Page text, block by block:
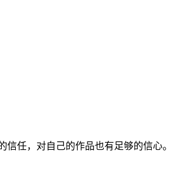
任，对自己的作品也有足够的信心。